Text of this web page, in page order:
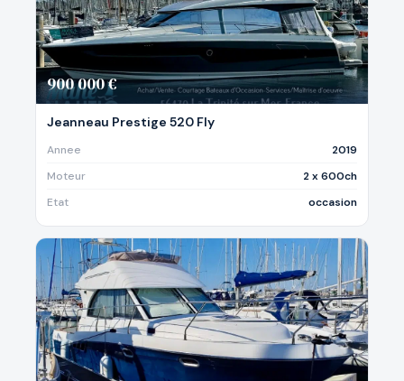
900 000 €
Jeanneau Prestige 520 Fly
Annee
2019
Moteur
2 x 600ch
Etat
occasion